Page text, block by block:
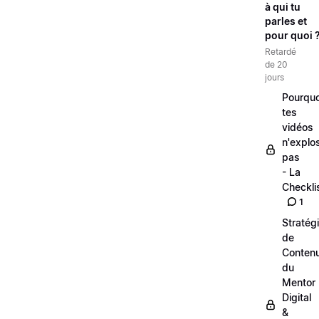
à qui tu
parles et
pour quoi
Retardé
de 20
jours
tes
vidéos
pas
- La
1
de
du
Mentor
Digital
&